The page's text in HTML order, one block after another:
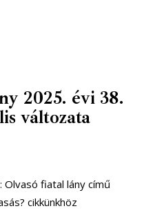
2025. évi 38.
változata
Olvasó fiatal lány című
cikkünkhöz